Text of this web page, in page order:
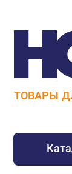
ТОВАРЫ